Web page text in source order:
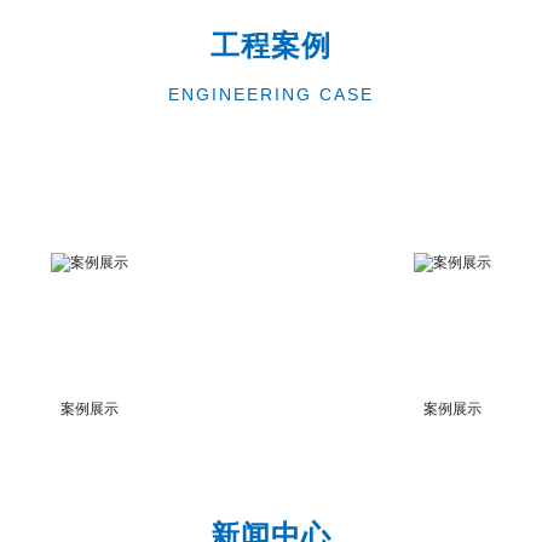
工程案例
ENGINEERING CASE
案例展示 案例展示
新闻中心